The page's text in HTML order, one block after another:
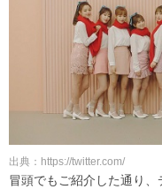
出典：https://twitter.com/
冒頭でもご紹介した通り